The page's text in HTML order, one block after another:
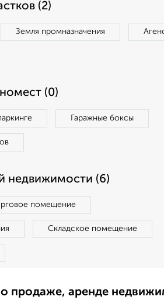
(2)
Земля промназначения
(0)
Гаражные боксы
недвижимости (6)
помещение
Складское помещение
продаже, аренде